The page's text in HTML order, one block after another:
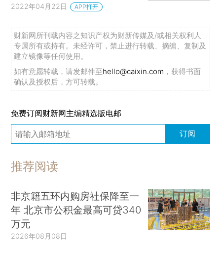
2022年04月22日 APP打开
财新网所刊载内容之知识产权为财新传媒及/或相关权利人
专属所有或持有。未经许可，禁止进行转载、摘编、复制及
建立镜像等任何使用。
如有意愿转载，请发邮件至hello@caixin.com ，获得书面
确认及授权后，方可转载。
免费订阅财新网主编精选版电邮
订阅
推荐阅读
非京籍五环内购房社保降至一
年 北京市公积金最高可贷340
万元
2026年08月08日